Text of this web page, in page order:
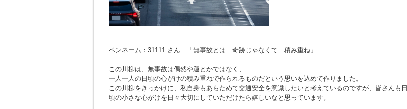
ペンネーム：31111 さん 「無事故とは 奇跡じゃなくて 積み重ね」
この川柳は、無事故は偶然や運とかではなく、
一人一人の日頃の心がけの積み重ねで作られるものだという思いを込めて作りました。
この川柳をきっかけに、私自身もあらためて交通安全を意識したいと考えているのですが、皆さんも日
頃の小さな心がけを日々大切にしていただけたら嬉しいなと思っています。